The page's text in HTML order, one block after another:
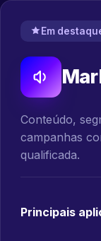
Em
Conteúdo,
campanhas
qualificada.
Principais